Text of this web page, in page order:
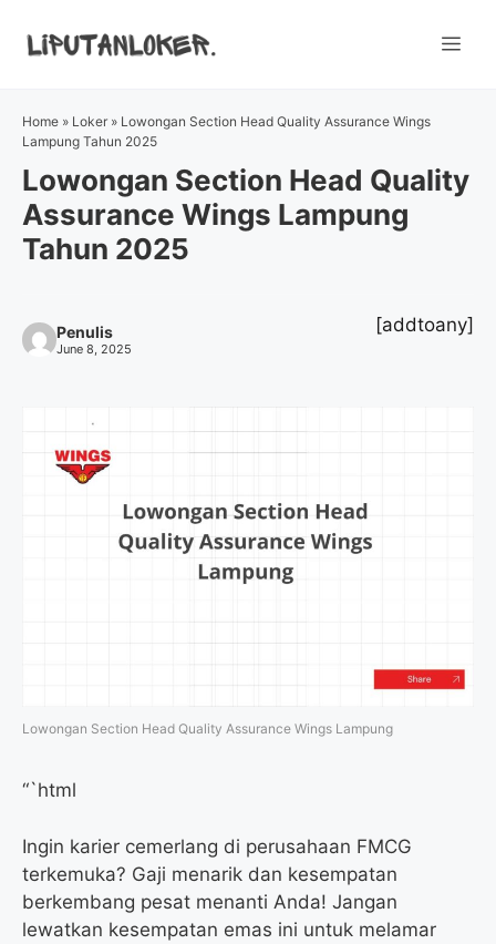
Home » Loker » Lowongan Section Head Quality Assurance Wings
Lampung Tahun 2025
Lowongan Section Head Quality
Assurance Wings Lampung
Tahun 2025
Penulis
June 8, 2025
[addtoany]
Lowongan Section Head Quality Assurance Wings Lampung
“`html
Ingin karier cemerlang di perusahaan FMCG
terkemuka? Gaji menarik dan kesempatan
berkembang pesat menanti Anda! Jangan
lewatkan kesempatan emas ini untuk melamar